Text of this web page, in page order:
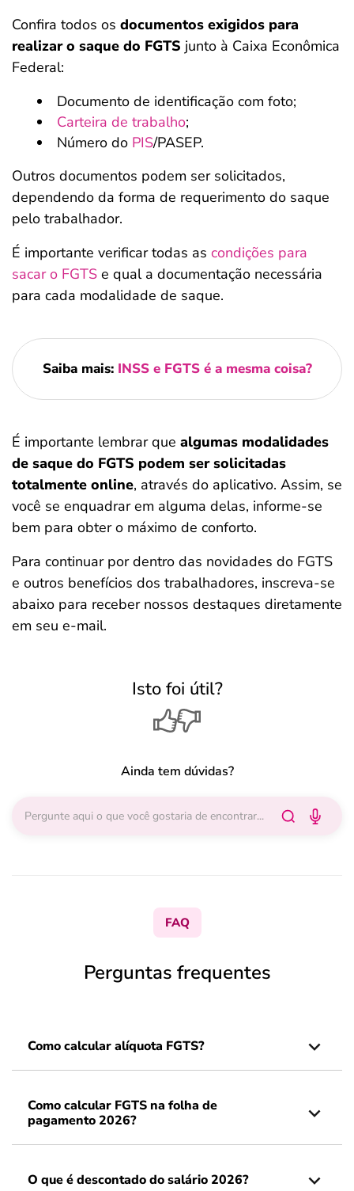
Confira todos os documentos exigidos para
realizar o saque do FGTS junto à Caixa Econômica
Federal:
Documento de identificação com foto;
Carteira de trabalho;
Número do PIS/PASEP.
Outros documentos podem ser solicitados,
dependendo da forma de requerimento do saque
pelo trabalhador.
É importante verificar todas as condições para
sacar o FGTS e qual a documentação necessária
para cada modalidade de saque.
Saiba mais: INSS e FGTS é a mesma coisa?
É importante lembrar que algumas modalidades
de saque do FGTS podem ser solicitadas
totalmente online, através do aplicativo. Assim, se
você se enquadrar em alguma delas, informe-se
bem para obter o máximo de conforto.
Para continuar por dentro das novidades do FGTS
e outros benefícios dos trabalhadores, inscreva-se
abaixo para receber nossos destaques diretamente
em seu e-mail.
Isto foi útil?
Ainda tem dúvidas?
FAQ
Perguntas frequentes
Como calcular alíquota FGTS?
Como calcular FGTS na folha de
pagamento 2026?
O que é descontado do salário 2026?